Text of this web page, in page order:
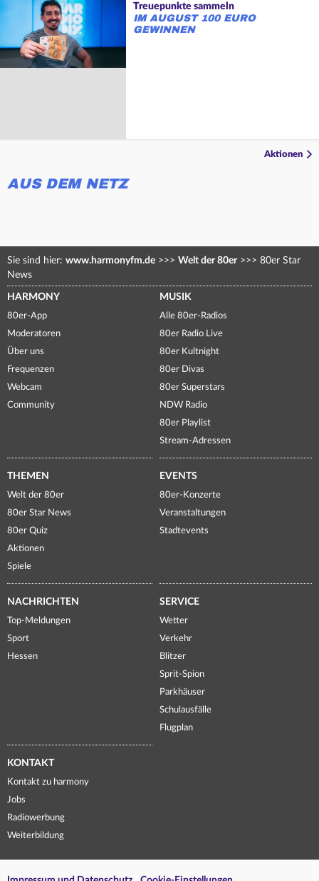
Treuepunkte sammeln
IM AUGUST 100 EURO
GEWINNEN
Aktionen
AUS DEM NETZ
Sie sind hier: www.harmonyfm.de >>> Welt der 80er >>> 80er Star
News
HARMONY
80er-App
Moderatoren
Über uns
Frequenzen
Webcam
Community
MUSIK
Alle 80er-Radios
80er Radio Live
80er Kultnight
80er Divas
80er Superstars
NDW Radio
80er Playlist
Stream-Adressen
THEMEN
Welt der 80er
80er Star News
80er Quiz
Aktionen
Spiele
EVENTS
80er-Konzerte
Veranstaltungen
Stadtevents
NACHRICHTEN
Top-Meldungen
Sport
Hessen
SERVICE
Wetter
Verkehr
Blitzer
Sprit-Spion
Parkhäuser
Schulausfälle
Flugplan
KONTAKT
Kontakt zu harmony
Jobs
Radiowerbung
Weiterbildung